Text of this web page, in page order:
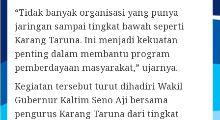
“Tidak banyak organisasi yang punya
jaringan sampai tingkat bawah seperti
Karang Taruna. Ini menjadi kekuatan
penting dalam membantu program
pemberdayaan masyarakat,” ujarnya.
Kegiatan tersebut turut dihadiri Wakil
Gubernur Kaltim Seno Aji bersama
pengurus Karang Taruna dari tingkat